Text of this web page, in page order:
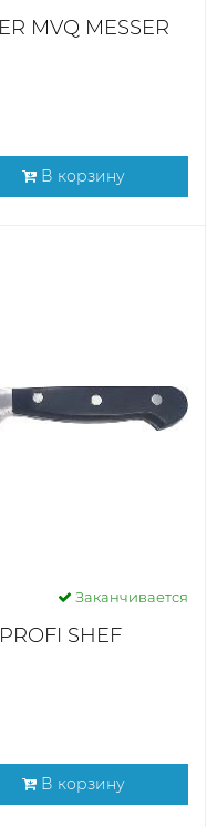
MVQ MESSER
В корзину
Заканчивается
SHEF
В корзину